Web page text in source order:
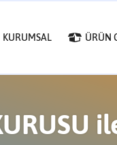
KURUMSAL ÜRÜN